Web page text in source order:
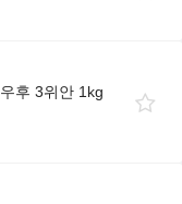
후 3위안 1kg